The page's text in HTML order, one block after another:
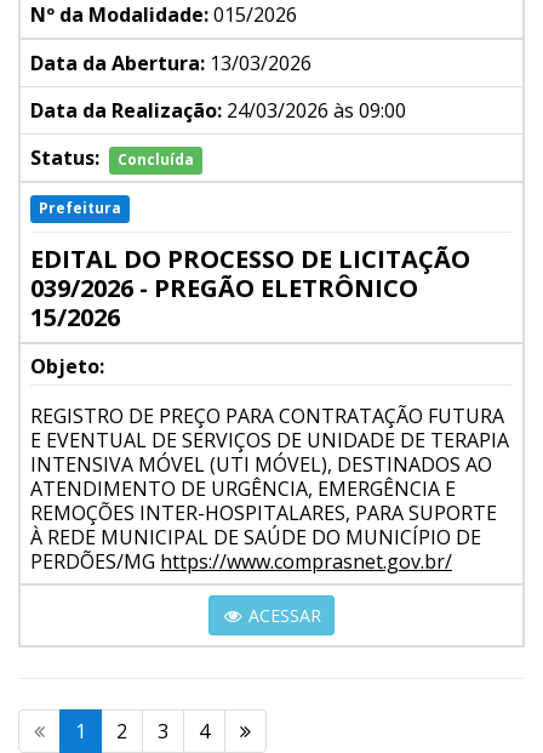
Nº da Modalidade:015/2026
Data da Abertura: 13/03/2026
Data da Realização: 24/03/2026 às 09:00
Status:
Concluída
Prefeitura
EDITAL DO PROCESSO DE LICITAÇÃO
039/2026 - PREGÃO ELETRÔNICO
15/2026
Objeto:
REGISTRO DE PREÇO PARA CONTRATAÇÃO FUTURA
E EVENTUAL DE SERVIÇOS DE UNIDADE DE TERAPIA
INTENSIVA MÓVEL (UTI MÓVEL), DESTINADOS AO
ATENDIMENTO DE URGÊNCIA, EMERGÊNCIA E
REMOÇÕES INTER-HOSPITALARES, PARA SUPORTE
À REDE MUNICIPAL DE SAÚDE DO MUNICÍPIO DE
PERDÕES/MG https://www.comprasnet.gov.br/
ACESSAR
1 2 3 4